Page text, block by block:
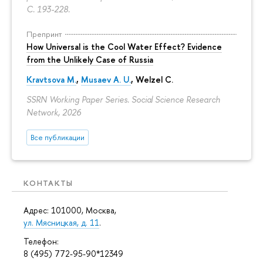
С. 193-228.
Препринт
How Universal is the Cool Water Effect? Evidence
from the Unlikely Case of Russia
Kravtsova M., Musaev A. U., Welzel C.
SSRN Working Paper Series. Social Science Research
Network, 2026
Все публикации
КОНТАКТЫ
Адрес: 101000, Москва,
ул. Мясницкая, д. 11.
Телефон:
8 (495) 772-95-90*12349